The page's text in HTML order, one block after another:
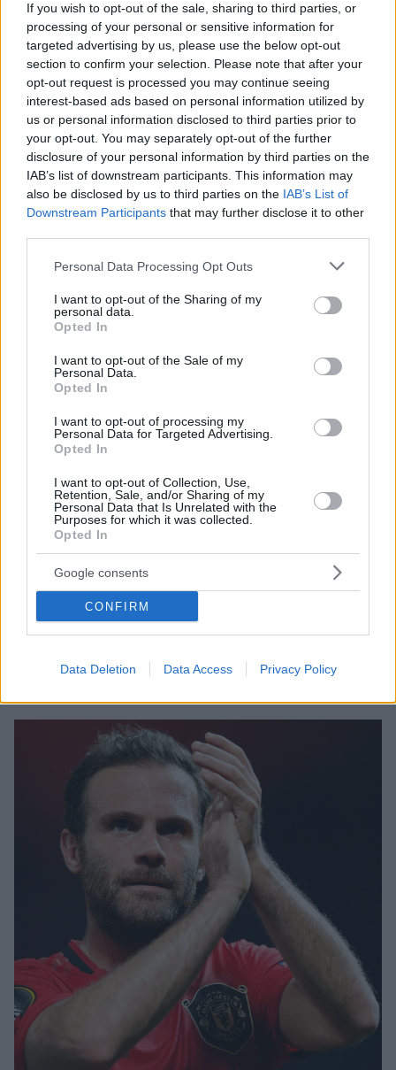
If you wish to opt-out of the sale, sharing to third parties, or
processing of your personal or sensitive information for
targeted advertising by us, please use the below opt-out
section to confirm your selection. Please note that after your
opt-out request is processed you may continue seeing
interest-based ads based on personal information utilized by
us or personal information disclosed to third parties prior to
your opt-out. You may separately opt-out of the further
disclosure of your personal information by third parties on the
IAB’s list of downstream participants. This information may
also be disclosed by us to third parties on the IAB’s List of
Downstream Participants that may further disclose it to other
Please note that this website/app uses one or more Google
not limited to your visit or usage behaviour. You may click to
grant or deny consent to Google and its third-party tags to
use your data for below specified purposes in below Google
consent section.
Personal Data Processing Opt Outs
I want to opt-out of the Sharing of my
personal data.
Opted In
I want to opt-out of the Sale of my
Personal Data.
Opted In
I want to opt-out of processing my
Personal Data for Targeted Advertising.
Opted In
I want to opt-out of Collection, Use,
Retention, Sale, and/or Sharing of my
Personal Data that Is Unrelated with the
Purposes for which it was collected.
Opted In
Google consents
CONFIRM
Data Deletion Data Access Privacy Policy
Ο Νίκος Βέργος έκανε χατ τρικ στη Μελβούρνη και ο
Χουάν Μάτα υποκλίθηκε να του... καθαρίσει το
παπούτσι, δείτε βίντεο
Ο Έλληνας φορ έκανε σπουδαία εμφάνιση στα
γήπεδα της Αυστραλίας
29.12.2025, 12:10
Η Γαλατάσαραϊ «τελειώνει» τον Χουάν Μάτα μετά από
ένα εξάμηνο
Σύμφωνα με δημοσιεύματα του Τύπου της Τουρκίας
η διοίκηση της Γαλατάσαραϊ σκοπεύει να τεμρατίσει
μόλις ένα εξάμηνο
08.01.2023, 10:34